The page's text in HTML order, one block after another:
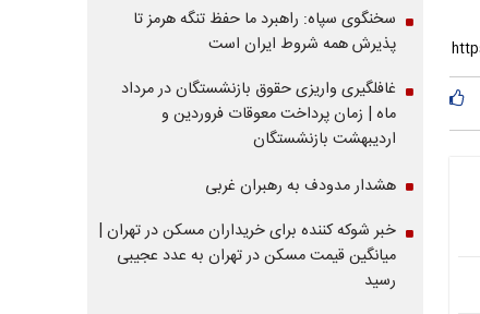
سخنگوی سپاه: راهبرد ما حفظ تنگه هرمز تا
پذیرش همه شروط ایران است
غافلگیری واریزی حقوق بازنشستگان در مرداد
ماه | زمان پرداخت معوقات فروردین و
اردیبهشت بازنشستگان
هشدار مدودف به رهبران غربی
خبر شوکه کننده برای خریداران مسکن در تهران |
میانگین قیمت مسکن در تهران به عدد عجیبی
رسید